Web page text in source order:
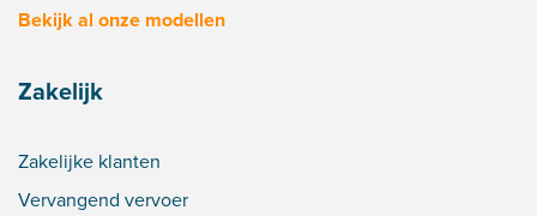
Bekijk al onze modellen
Zakelijk
Zakelijke klanten
Vervangend vervoer